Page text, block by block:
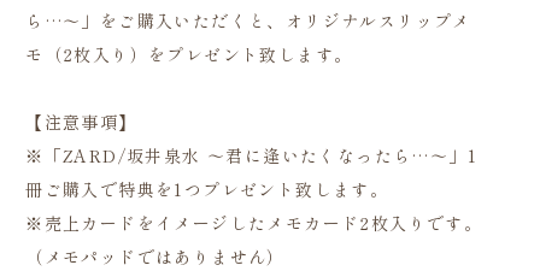
ら…～」をご購入いただくと、オリジナルスリップメ
モ（2枚入り）をプレゼント致します。
【注意事項】
※「ZARD/坂井泉水 ～君に逢いたくなったら…～」1
冊ご購入で特典を1つプレゼント致します。
※売上カードをイメージしたメモカード2枚入りです。
（メモパッドではありません）